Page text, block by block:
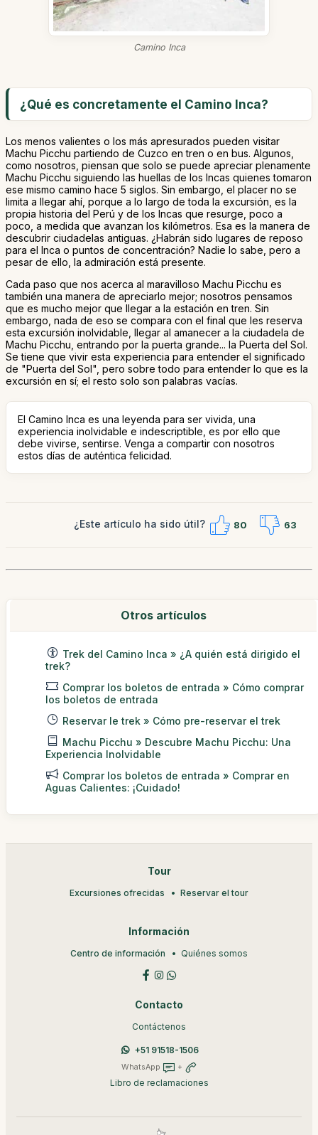
Camino Inca
¿Qué es concretamente el Camino Inca?
Los menos valientes o los más apresurados pueden visitar
Machu Picchu partiendo de Cuzco en tren o en bus. Algunos,
como nosotros, piensan que solo se puede apreciar plenamente
Machu Picchu siguiendo las huellas de los Incas quienes tomaron
ese mismo camino hace 5 siglos. Sin embargo, el placer no se
limita a llegar ahí, porque a lo largo de toda la excursión, es la
propia historia del Perú y de los Incas que resurge, poco a
poco, a medida que avanzan los kilómetros. Esa es la manera de
descubrir ciudadelas antiguas. ¿Habrán sido lugares de reposo
para el Inca o puntos de concentración? Nadie lo sabe, pero a
pesar de ello, la admiración está presente.
Cada paso que nos acerca al maravilloso Machu Picchu es
también una manera de apreciarlo mejor; nosotros pensamos
que es mucho mejor que llegar a la estación en tren. Sin
embargo, nada de eso se compara con el final que les reserva
esta excursión inolvidable, llegar al amanecer a la ciudadela de
Machu Picchu, entrando por la puerta grande... la Puerta del Sol.
Se tiene que vivir esta experiencia para entender el significado
de "Puerta del Sol", pero sobre todo para entender lo que es la
excursión en sí; el resto solo son palabras vacías.
El Camino Inca es una leyenda para ser vivida, una
experiencia inolvidable e indescriptible, es por ello que
debe vivirse, sentirse. Venga a compartir con nosotros
estos días de auténtica felicidad.
¿Este artículo ha sido útil? 80 63
Otros artículos
Trek del Camino Inca » ¿A quién está dirigido el
trek?
Comprar los boletos de entrada » Cómo comprar
los boletos de entrada
Reservar le trek » Cómo pre-reservar el trek
Machu Picchu » Descubre Machu Picchu: Una
Experiencia Inolvidable
Comprar los boletos de entrada » Comprar en
Aguas Calientes: ¡Cuidado!
Tour
Excursiones ofrecidas Reservar el tour
Información
Centro de información Quiénes somos
Contacto
Contáctenos
+51 91518-1506
WhatsApp +
Libro de reclamaciones